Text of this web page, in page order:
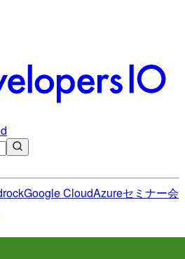
Google CloudAzureセミナー会